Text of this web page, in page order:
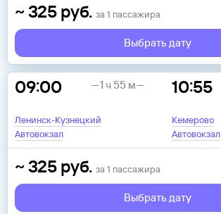
~325 руб. за 1 пассажира
Выбрать дату
09:00
Ленинск-Кузнецкий
Автовокзал
10:55
Кемерово
Автовокзал
1 ч 55 м
~325 руб. за 1 пассажира
Выбрать дату